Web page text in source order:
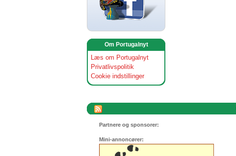
Om Portugalnyt
Læs om Portugalnyt
Privatlivspolitik
Cookie indstillinger
Partnere og sponsorer:
Mini-annoncører: